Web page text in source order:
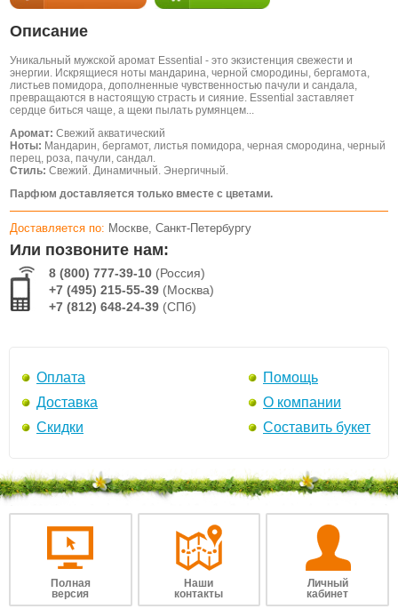
Описание
Уникальный мужской аромат Essential - это экзистенция свежести и
энергии. Искрящиеся ноты мандарина, черной смородины, бергамота,
листьев помидора, дополненные чувственностью пачули и сандала,
превращаются в настоящую страсть и сияние. Essential заставляет
сердце биться чаще, а щеки пылать румянцем...
Аромат: Свежий акватический
Ноты: Мандарин, бергамот, листья помидора, черная смородина, черный
перец, роза, пачули, сандал.
Стиль: Свежий. Динамичный. Энергичный.
Парфюм доставляется только вместе с цветами.
Доставляется по: Москве, Санкт-Петербургу
Или позвоните нам:
8 (800) 777-39-10 (Россия)
+7 (495) 215-55-39 (Москва)
+7 (812) 648-24-39 (СПб)
Оплата
Доставка
Скидки
Помощь
О компании
Составить букет
Полная
версия
Наши
контакты
Личный
кабинет